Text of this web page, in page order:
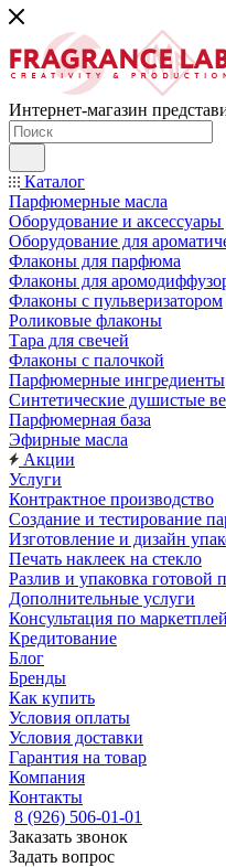
Интернет-магазин
Каталог
Парфюмерные масла
Оборудование и
Оборудование для
Флаконы для парфюма
Флаконы для
Флаконы с пульверизатором
Роликовые флаконы
Тара для свечей
Флаконы с палочкой
Парфюмерные ингредиенты
Синтетические душистые
Парфюмерная база
Эфирные масла
Акции
Услуги
Контрактное производство
Создание и тестирование
Изготовление и дизайн
Печать наклеек на стекло
Разлив и упаковка готовой
Дополнительные услуги
Консультация по
Кредитование
Блог
Бренды
Как купить
Условия оплаты
Условия доставки
Гарантия на товар
Компания
Контакты
8 (926) 506-01-01
Заказать звонок
Задать вопрос